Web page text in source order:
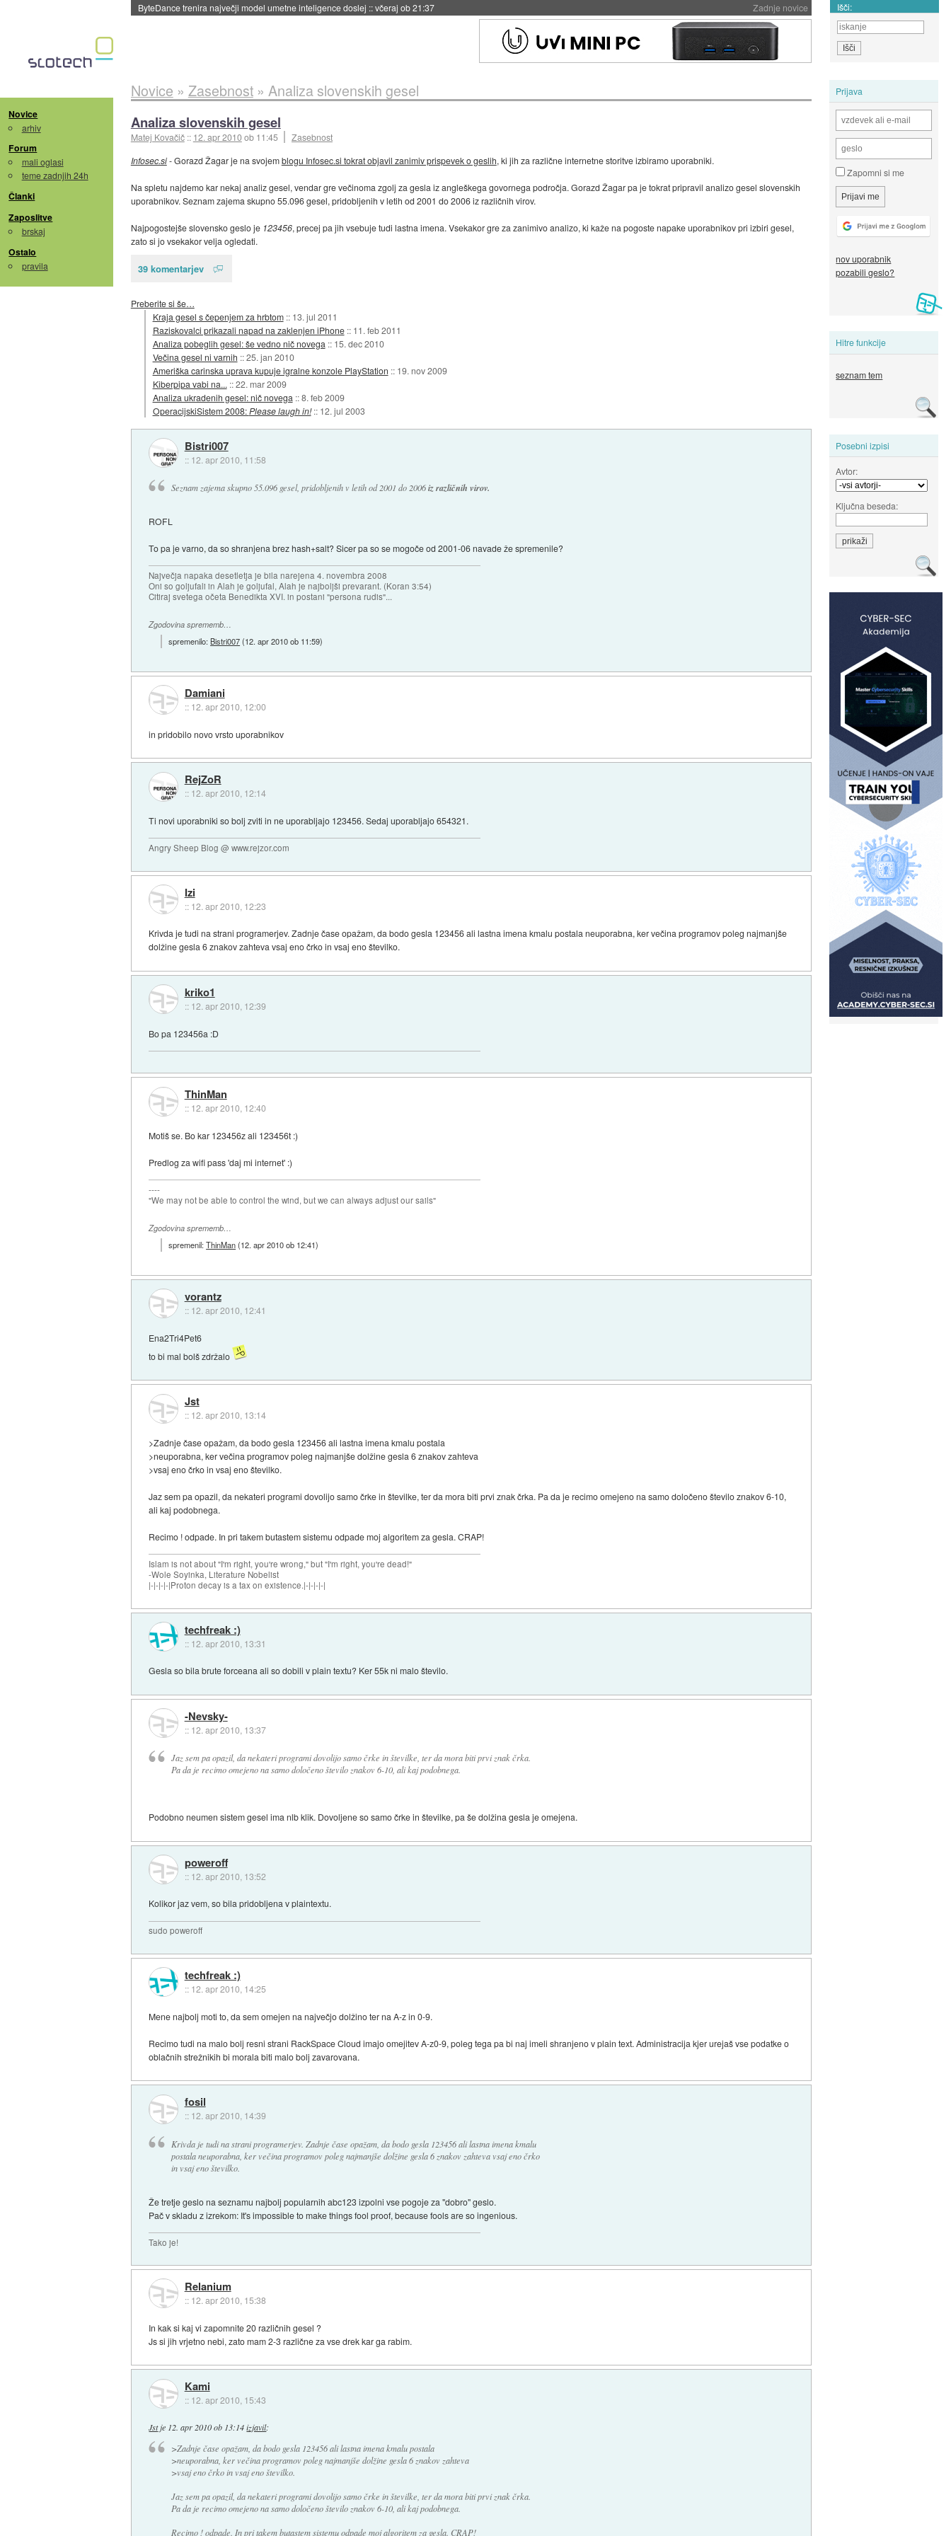
Zadnje novice
ByteDance trenira največji model umetne inteligence doslej ::včeraj ob 21:37 Išči:
Novice
arhiv
Forum
mali oglasi
teme zadnjih 24h
Članki
Zaposlitve
brskaj
Ostalo
pravila
Prijava
Zapomni si me
nov uporabnik
pozabili geslo?
Hitre funkcije
seznam tem
Posebni izpisi
Avtor:
Ključna beseda:
Novice » Zasebnost» Analiza slovenskih gesel
Analiza slovenskih gesel
Matej Kovačič :: 12. apr 2010ob 11:45
Zasebnost
Infosec.si- Gorazd Žagar je na svojemblogu Infosec.si tokrat objavil zanimiv prispevek o geslih, ki jih za različne internetne storitve izbiramo uporabniki.
Na spletu najdemo kar nekaj analiz gesel, vendar gre večinoma zgolj za gesla iz angleškega govornega področja. Gorazd Žagar pa je tokrat pripravil analizo gesel slovenskih
uporabnikov. Seznam zajema skupno 55.096 gesel, pridobljenih v letih od 2001 do 2006 iz različnih virov.
Najpogostejše slovensko geslo je 123456, precej pa jih vsebuje tudi lastna imena. Vsekakor gre za zanimivo analizo, ki kaže na pogoste napake uporabnikov pri izbiri gesel,
zato si jo vsekakor velja ogledati.
39 komentarjev
Preberite si še…
Kraja gesel s čepenjem za hrbtom :: 13. jul 2011
Raziskovalci prikazali napad na zaklenjen iPhone :: 11. feb 2011
Analiza pobeglih gesel: še vedno nič novega :: 15. dec 2010
Večina gesel ni varnih ::25. jan 2010
Ameriška carinska uprava kupuje igralne konzole PlayStation :: 19. nov 2009
Kiberpipa vabi na... ::22. mar 2009
Analiza ukradenih gesel: nič novega ::8. feb 2009
OperacijskiSistem 2008:Please laugh in! :: 12. jul 2003
Bistri007
:: 12. apr 2010, 11:58
Seznam zajema skupno 55.096 gesel, pridobljenih v letih od 2001 do 2006iz različnih virov.
ROFL
To pa je varno, da so shranjena brez hash+salt? Sicer pa so se mogoče od 2001-06 navade že spremenile?
Največja napaka desetletja je bila narejena 4. novembra 2008
Oni so goljufali in Alah je goljufal, Alah je najboljši prevarant. (Koran 3:54)
Citiraj svetega očeta Benedikta XVI. in postani "persona rudis"...
Zgodovina sprememb…
spremenilo:Bistri007(12. apr 2010 ob 11:59)
Damiani
:: 12. apr 2010, 12:00
in pridobilo novo vrsto uporabnikov
RejZoR
:: 12. apr 2010, 12:14
Ti novi uporabniki so bolj zviti in ne uporabljajo 123456. Sedaj uporabljajo 654321.
Angry Sheep Blog @ www.rejzor.com
Izi
:: 12. apr 2010, 12:23
Krivda je tudi na strani programerjev. Zadnje čase opažam, da bodo gesla 123456 ali lastna imena kmalu postala neuporabna, ker večina programov poleg najmanjše
dolžine gesla 6 znakov zahteva vsaj eno črko in vsaj eno številko.
kriko1
:: 12. apr 2010, 12:39
Bo pa 123456a :D
ThinMan
:: 12. apr 2010, 12:40
Motiš se. Bo kar 123456z ali 123456t :)
Predlog za wifi pass 'daj mi internet' :)
----
"We may not be able to control the wind, but we can always adjust our sails"
Zgodovina sprememb…
spremenil:ThinMan(12. apr 2010 ob 12:41)
vorantz
:: 12. apr 2010, 12:41
Ena2Tri4Pet6
to bi mal bolš zdržalo
Jst
:: 12. apr 2010, 13:14
>Zadnje čase opažam, da bodo gesla 123456 ali lastna imena kmalu postala
>neuporabna, ker večina programov poleg najmanjše dolžine gesla 6 znakov zahteva
>vsaj eno črko in vsaj eno številko.
Jaz sem pa opazil, da nekateri programi dovolijo samo črke in številke, ter da mora biti prvi znak črka. Pa da je recimo omejeno na samo določeno število znakov 6-10,
ali kaj podobnega.
Recimo ! odpade. In pri takem butastem sistemu odpade moj algoritem za gesla. CRAP!
Islam is not about "I'm right, you're wrong," but "I'm right, you're dead!"
-Wole Soyinka, Literature Nobelist
|-|-|-|-|Proton decay is a tax on existence.|-|-|-|-|
techfreak :)
:: 12. apr 2010, 13:31
Gesla so bila brute forceana ali so dobili v plain textu? Ker 55k ni malo število.
-Nevsky-
:: 12. apr 2010, 13:37
Jaz sem pa opazil, da nekateri programi dovolijo samo črke in številke, ter da mora biti prvi znak črka.
Pa da je recimo omejeno na samo določeno število znakov 6-10, ali kaj podobnega.
Podobno neumen sistem gesel ima nlb klik. Dovoljene so samo črke in številke, pa še dolžina gesla je omejena.
poweroff
:: 12. apr 2010, 13:52
Kolikor jaz vem, so bila pridobljena v plaintextu.
sudo poweroff
techfreak :)
:: 12. apr 2010, 14:25
Mene najbolj moti to, da sem omejen na največjo dolžino ter na A-z in 0-9.
Recimo tudi na malo bolj resni strani RackSpace Cloud imajo omejitev A-z0-9, poleg tega pa bi naj imeli shranjeno v plain text. Administracija kjer urejaš vse podatke o
oblačnih strežnikih bi morala biti malo bolj zavarovana.
fosil
:: 12. apr 2010, 14:39
Krivda je tudi na strani programerjev. Zadnje čase opažam, da bodo gesla 123456 ali lastna imena kmalu
postala neuporabna, ker večina programov poleg najmanjše dolžine gesla 6 znakov zahteva vsaj eno črko
in vsaj eno številko.
Že tretje geslo na seznamu najbolj popularnih abc123 izpolni vse pogoje za "dobro" geslo.
Pač v skladu z izrekom: It's impossible to make things fool proof, because fools are so ingenious.
Tako je!
Relanium
:: 12. apr 2010, 15:38
In kak si kaj vi zapomnite 20 različnih gesel ?
Js si jih vrjetno nebi, zato mam 2-3 različne za vse drek kar ga rabim.
Kami
:: 12. apr 2010, 15:43
Jstje 12. apr 2010 ob 13:14 izjavil:
>Zadnje čase opažam, da bodo gesla 123456 ali lastna imena kmalu postala
>neuporabna, ker večina programov poleg najmanjše dolžine gesla 6 znakov zahteva
>vsaj eno črko in vsaj eno številko.
Jaz sem pa opazil, da nekateri programi dovolijo samo črke in številke, ter da mora biti prvi znak črka.
Pa da je recimo omejeno na samo določeno število znakov 6-10, ali kaj podobnega.
Recimo ! odpade. In pri takem butastem sistemu odpade moj algoritem za gesla. CRAP!